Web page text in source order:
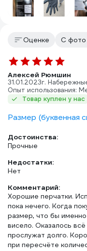
Оценке С фото
Алексей Рюмшин
31.01.2023г.
Опыт использования:
Товар куплен у нас
Размер (буквенная
Достоинства:
Прочные
Недостатки:
Нет
Комментарий:
Хорошие перчатки.
пока нечего. Когда
размер, что бы именно
висело. Оказалось
прослужат долго.
при пересчёте